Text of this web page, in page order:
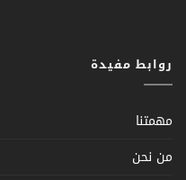
روابط مفيدة
مهمتنا
من نحن